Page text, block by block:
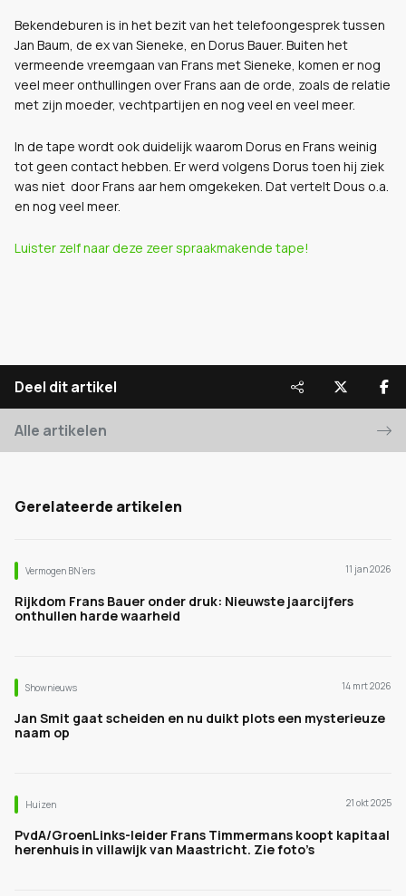
Bekendeburen is in het bezit van het telefoongesprek tussen
Jan Baum, de ex van Sieneke, en Dorus Bauer. Buiten het
vermeende vreemgaan van Frans met Sieneke, komen er nog
veel meer onthullingen over Frans aan de orde, zoals de relatie
met zijn moeder, vechtpartijen en nog veel en veel meer.
In de tape wordt ook duidelijk waarom Dorus en Frans weinig
tot geen contact hebben. Er werd volgens Dorus toen hij ziek
was niet door Frans aar hem omgekeken. Dat vertelt Dous o.a.
en nog veel meer.
Luister zelf naar deze zeer spraakmakende tape!
Deel dit artikel
Alle artikelen
Gerelateerde artikelen
Vermogen BN’ers 11 jan 2026
Rijkdom Frans Bauer onder druk: Nieuwste jaarcijfers
onthullen harde waarheid
Shownieuws 14 mrt 2026
Jan Smit gaat scheiden en nu duikt plots een mysterieuze
naam op
Huizen 21 okt 2025
PvdA/GroenLinks-leider Frans Timmermans koopt kapitaal
herenhuis in villawijk van Maastricht. Zie foto’s